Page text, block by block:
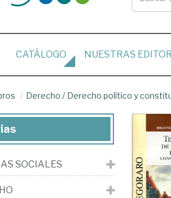
(CURRENT)
CATÁLOGO NUESTRAS
Derecho / Derecho político y
SOCIALES